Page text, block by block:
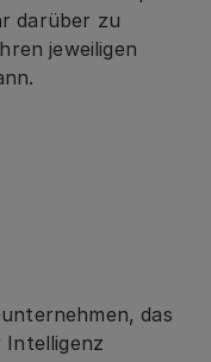
darüber zu
jeweiligen
das